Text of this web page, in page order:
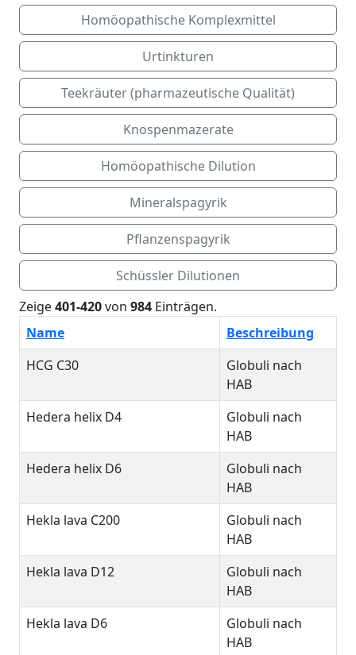
Homöopathische Komplexmittel
Urtinkturen
Teekräuter (pharmazeutische Qualität)
Knospenmazerate
Homöopathische Dilution
Mineralspagyrik
Pflanzenspagyrik
Schüssler Dilutionen
Zeige401-420von 984 Einträgen.
Name
Beschreibung
HCG C30
Globuli nach
HAB
Hedera helix D4
Globuli nach
HAB
Hedera helix D6
Globuli nach
HAB
Hekla lava C200
Globuli nach
HAB
Hekla lava D12
Globuli nach
HAB
Hekla lava D6
Globuli nach
HAB